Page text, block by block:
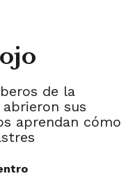
de la
abrieron sus
aprendan cómo